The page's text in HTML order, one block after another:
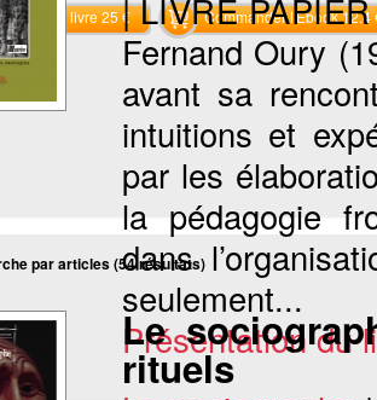
le livre 25 € Commander l'Ebook 12.4
|LIVRE
Fernand Oury
avant sa
intuitions et
par les
la pédagogie
dans
seulement...
Présentation du
par articles (54 résultats)
Le
rituels